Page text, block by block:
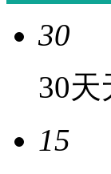
30
30
15